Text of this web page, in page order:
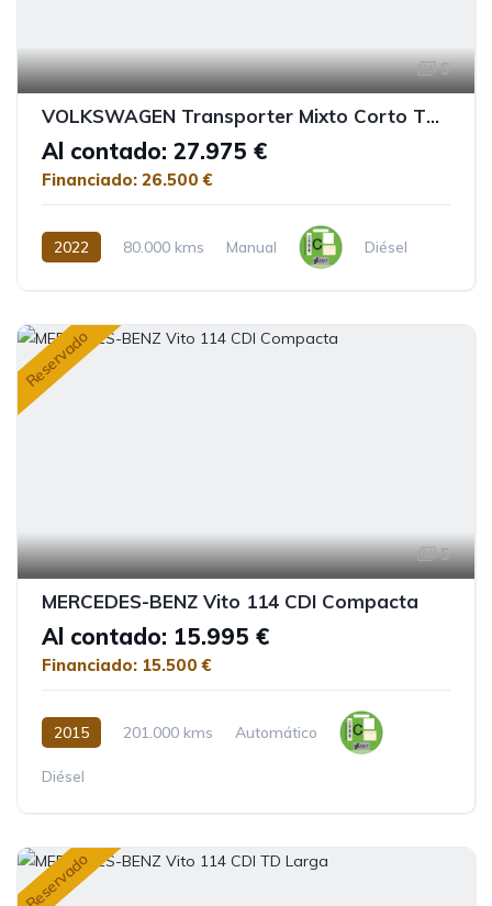
5
VOLKSWAGEN Transporter Mixto Corto TN 2.0 TDI BMT 4Motion
Al contado: 27.975 €
Financiado: 26.500 €
2022 80.000 kms Manual Diésel
Reservado
5
MERCEDES-BENZ Vito 114 CDI Compacta
Al contado: 15.995 €
Financiado: 15.500 €
2015 201.000 kms Automático
Diésel
Reservado